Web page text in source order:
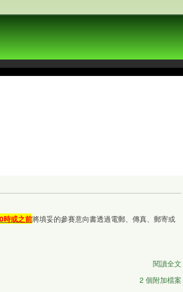
時或之前將填妥的參賽意向書透過電郵、傳真、郵寄或
閱讀全文
2 個附加檔案